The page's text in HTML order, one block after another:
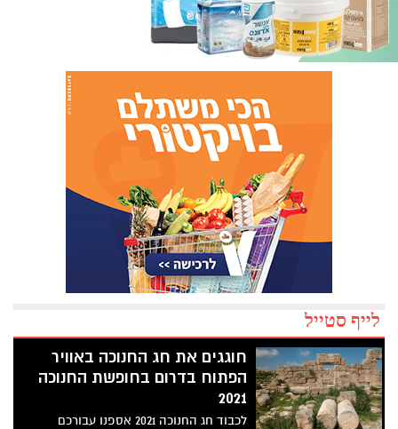
לייף סטייל
חוגגים את חג החנוכה באוויר
הפתוח בדרום בחופשת החנוכה
2021
לכבוד חג החנוכה 2021 אספנו עבורכם